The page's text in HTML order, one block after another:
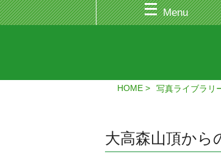
Menu
HOME 写真ライブラリ
大高森山頂から